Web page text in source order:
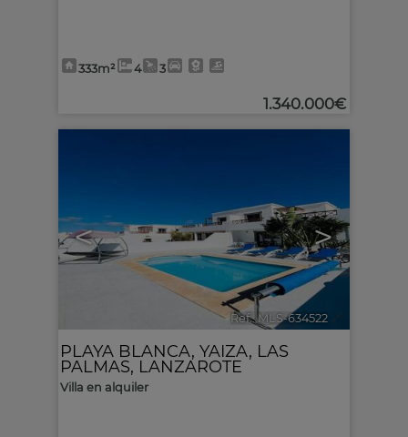
333m² 4 3
1.340.000€
< >
Ref.. MLS-634522 🔗
PLAYA BLANCA, YAIZA, LAS
PALMAS, LANZAROTE
Villa en alquiler